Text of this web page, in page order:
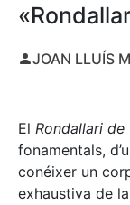
JOAN LLUÍS
El Rondallari de
fonamentals,
conéixer un
exhaustiva de